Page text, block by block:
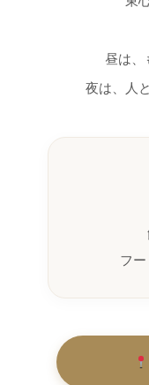
昼は、
夜は、人
フ